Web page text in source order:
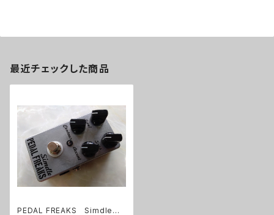
最近チェックした商品
PEDAL FREAKS Simdle完